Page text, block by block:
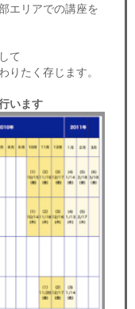
エリアでの講座を
て
たく存じます。
います